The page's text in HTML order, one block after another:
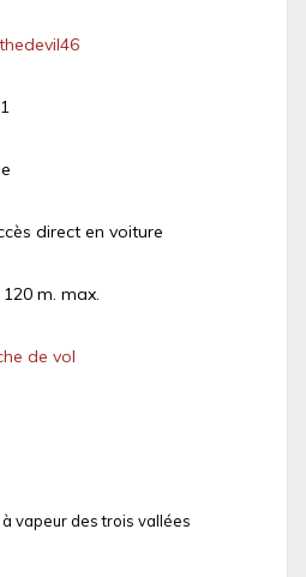
direct en voiture
120 m. max.
de vol
vapeur des trois vallées